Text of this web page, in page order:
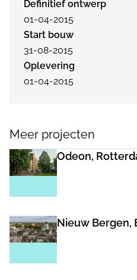
Definitief ontwerp
01-04-2015
Start bouw
31-08-2015
Oplevering
01-04-2015
Meer projecten
Odeon,
Nieuw Bergen,